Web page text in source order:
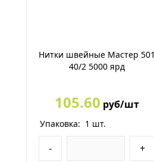
Нитки швейные Мастер 501
40/2 5000 ярд
105.60 руб/шт
Упаковка: 1 шт.
- +